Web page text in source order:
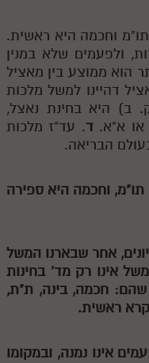
וחכמה היא ראשית.
ולפעמים שלא במנין
הוא ממוצע בין מאציל
דהיינו למשל מלכות
ב) היא בחינת נאצל,
או א"א.ד. עד"ז מלכות
הבריאה.
תו"מ, וחכמה היא ספירה
אחר שבארנו המשל
אינו רק מד' בחינות
שהם: חכמה, בינה, ת"ת,
ראשית.
אינו נמנה, ובמקומו